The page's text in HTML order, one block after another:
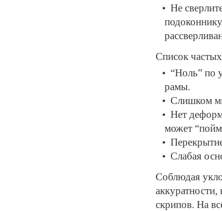
Не
Список
“Ноль” по
рамы.
Слишком
Нет
может
Слабая
Соблюдая
скрипов. На